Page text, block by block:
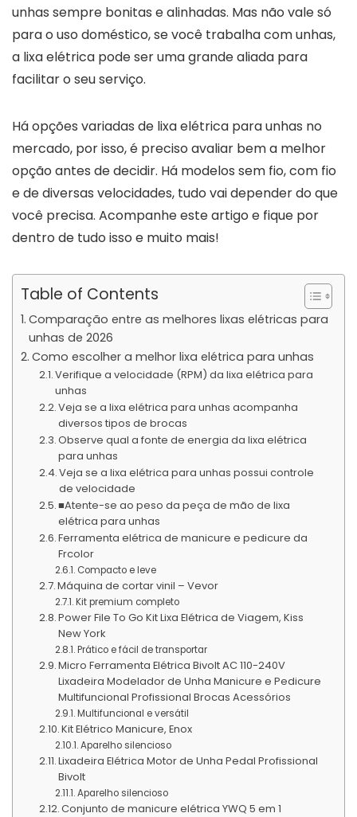
unhas sempre bonitas e alinhadas. Mas não vale só
para o uso doméstico, se você trabalha com unhas,
a lixa elétrica pode ser uma grande aliada para
facilitar o seu serviço.
Há opções variadas de lixa elétrica para unhas no
mercado, por isso, é preciso avaliar bem a melhor
opção antes de decidir. Há modelos sem fio, com fio
e de diversas velocidades, tudo vai depender do que
você precisa. Acompanhe este artigo e fique por
dentro de tudo isso e muito mais!
Table of Contents
Comparação entre as melhores lixas elétricas para
unhas de 2026
Como escolher a melhor lixa elétrica para unhas
Verifique a velocidade (RPM) da lixa elétrica para
unhas
Veja se a lixa elétrica para unhas acompanha
diversos tipos de brocas
Observe qual a fonte de energia da lixa elétrica
para unhas
Veja se a lixa elétrica para unhas possui controle
de velocidade
■Atente-se ao peso da peça de mão de lixa
elétrica para unhas
Ferramenta elétrica de manicure e pedicure da
Frcolor
Compacto e leve
Máquina de cortar vinil – Vevor
Kit premium completo
Power File To Go Kit Lixa Elétrica de Viagem, Kiss
New York
Prático e fácil de transportar
Micro Ferramenta Elétrica Bivolt AC 110-240V
Lixadeira Modelador de Unha Manicure e Pedicure
Multifuncional Profissional Brocas Acessórios
Multifuncional e versátil
Kit Elétrico Manicure, Enox
Aparelho silencioso
Lixadeira Elétrica Motor de Unha Pedal Profissional
Bivolt
Aparelho silencioso
Conjunto de manicure elétrica YWQ 5 em 1